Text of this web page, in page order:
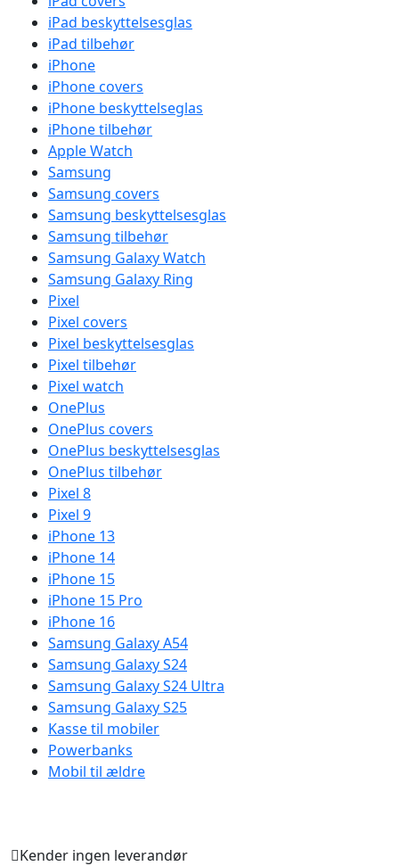
iPad beskyttelsesglas
iPad tilbehør
iPhone
iPhone covers
iPhone beskyttelseglas
iPhone tilbehør
Apple Watch
Samsung
Samsung covers
Samsung beskyttelsesglas
Samsung tilbehør
Samsung Galaxy Watch
Samsung Galaxy Ring
Pixel
Pixel covers
Pixel beskyttelsesglas
Pixel tilbehør
Pixel watch
OnePlus
OnePlus covers
OnePlus beskyttelsesglas
OnePlus tilbehør
Pixel 8
Pixel 9
iPhone 13
iPhone 14
iPhone 15
iPhone 15 Pro
iPhone 16
Samsung Galaxy A54
Samsung Galaxy S24
Samsung Galaxy S24 Ultra
Samsung Galaxy S25
Kasse til mobiler
Powerbanks
Mobil til ældre
Kender ingen leverandør